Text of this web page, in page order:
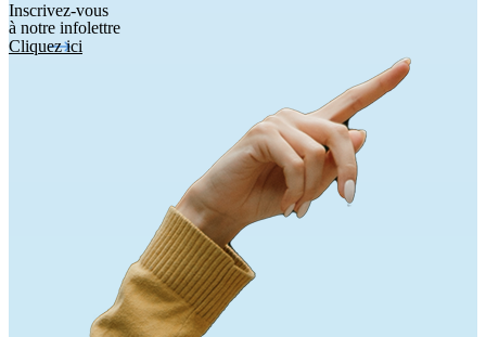
Inscrivez-vous
à notre infolettre
Cliquez ici